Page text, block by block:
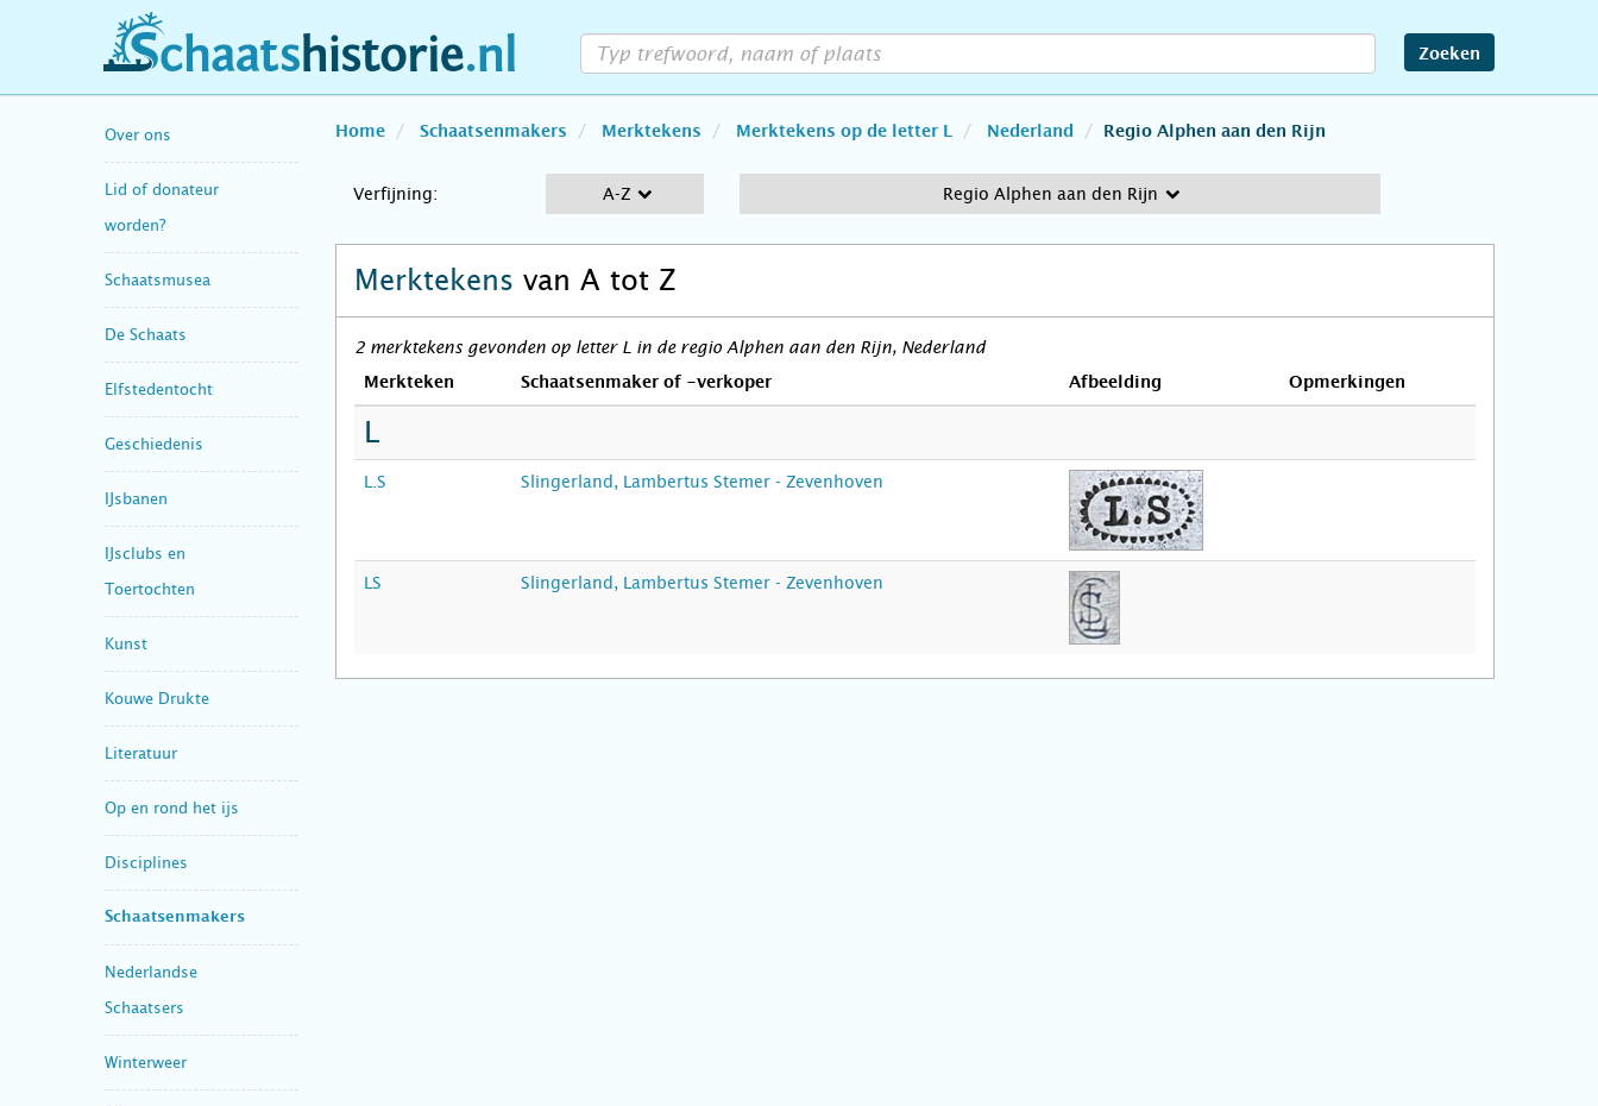
schaatshistorie.nl Zoeken
Over ons
Lid of donateur
worden?
Schaatsmusea
De Schaats
Elfstedentocht
Geschiedenis
IJsbanen
IJsclubs en
Toertochten
Kunst
Kouwe Drukte
Literatuur
Op en rond het ijs
Disciplines
Schaatsenmakers
Nederlandse
Schaatsers
Winterweer
Home Schaatsenmakers Merktekens Merktekens op de letter L Nederland Regio Alphen aan den Rijn
Verfijning: A-Z Regio Alphen aan den Rijn
Merktekens van A tot Z
2 merktekens gevonden op letter L in de regio Alphen aan den Rijn, Nederland
Merkteken Schaatsenmaker of -verkoper Afbeelding Opmerkingen
L
L.S Slingerland, Lambertus Stemer - Zevenhoven
LS Slingerland, Lambertus Stemer - Zevenhoven